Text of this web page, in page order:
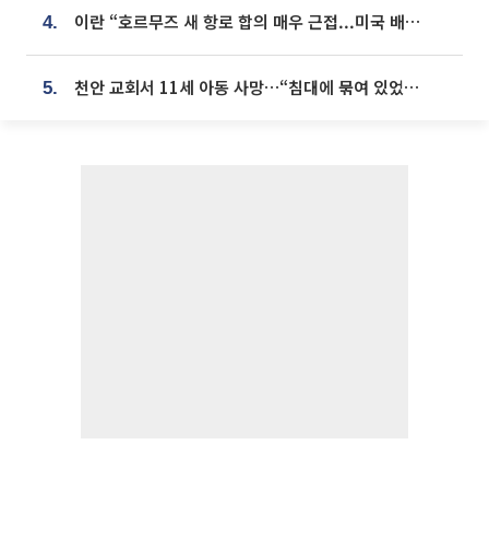
4. 이란 “호르무즈 새 항로 합의 매우 근접...미국 배상 먼저”
5. 천안 교회서 11세 아동 사망…“침대에 묶여 있었다” 진술 확보